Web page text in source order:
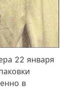
22 января
в